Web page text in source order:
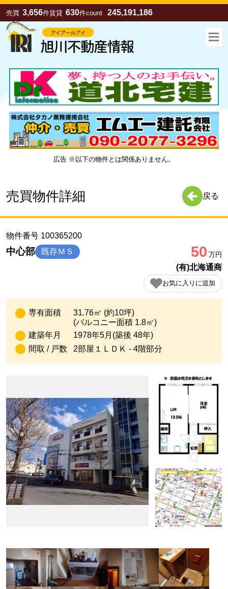
売買 3,656件賃貸 630件count 245,191,186
広告 ※以下の物件とは関係ありません。
売買物件詳細 戻る
物件番号 100365200
中心部 既存ＭＳ 50 万円
(有)北海通商
お気に入りに追加
専有面積
31.76㎡ (約10坪)
(バルコニー面積 1.8㎡)
建築年月
1978年5月(築後 48年)
間取 / 戸数
2部屋１ＬＤＫ - 4階部分